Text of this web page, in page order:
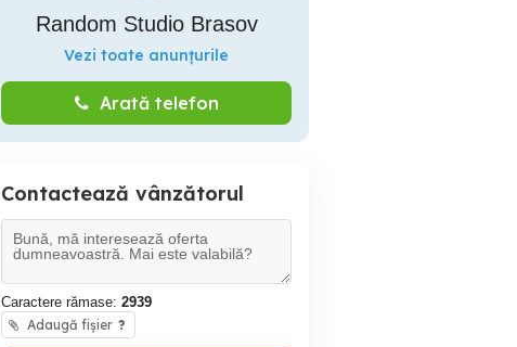
Random Studio Brasov
Vezi toate anunțurile
Arată telefon
Contactează vânzătorul
Caractere rămase: 2939
Adaugă fișier ?